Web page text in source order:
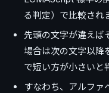
る判定）で比較され
先頭の文字が違えば
場合は次の文字以降
で短い方が小さいと
すなわち、アルファ